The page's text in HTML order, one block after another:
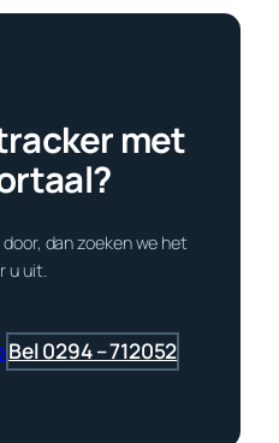
met
dan zoeken we het
u uit.
Bel 0294 – 712052